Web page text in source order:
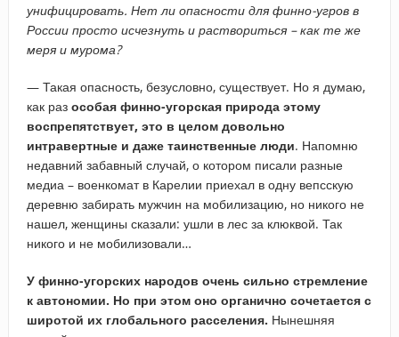
унифицировать. Нет ли опасности для финно-угров в
России просто исчезнуть и раствориться – как те же
меря и мурома?
— Такая опасность, безусловно, существует. Но я думаю,
как раз особая финно-угорская природа этому
воспрепятствует, это в целом довольно
интравертные и даже таинственные люди. Напомню
недавний забавный случай, о котором писали разные
медиа – военкомат в Карелии приехал в одну вепсскую
деревню забирать мужчин на мобилизацию, но никого не
нашел, женщины сказали: ушли в лес за клюквой. Так
никого и не мобилизовали…
У финно-угорских народов очень сильно стремление
к автономии. Но при этом оно органично сочетается с
широтой их глобального расселения. Нынешняя